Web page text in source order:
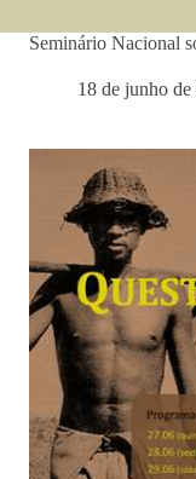
Seminário Nacional
18 de junho de